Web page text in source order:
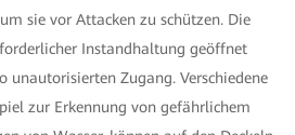
sie vor Attacken zu schützen. Die
Instandhaltung geöffnet
unautorisierten Zugang. Verschiedene
zur Erkennung von gefährlichem